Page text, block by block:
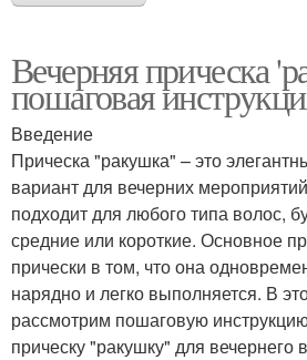
Вечерняя прическа
пошаговая
Введение
Прическа "ракушка" – это
вариант для вечерних
подходит для любого типа волос,
средние или короткие. Основное
прически в том, что она
нарядно и легко выполняется. В
рассмотрим пошаговую
прическу "ракушку" для вечернего